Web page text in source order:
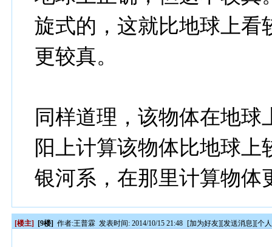
旋式的，这就比地球上看
更较真。
同样道理，该物体在地
阳上计算该物体比地球
银河系，在那里计算物体
[楼主] [9楼] 作者:王普霖 发表时间: 2014/10/15 21:48 [加为好友][发送消息][个